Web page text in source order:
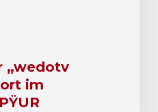
„wedotv
im